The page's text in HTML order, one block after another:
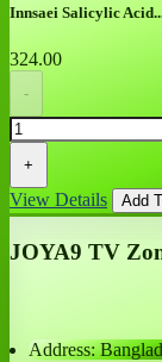
Innsaei Salicylic
324.00
-
+
View Details Add
JOYA9 TV
Address: